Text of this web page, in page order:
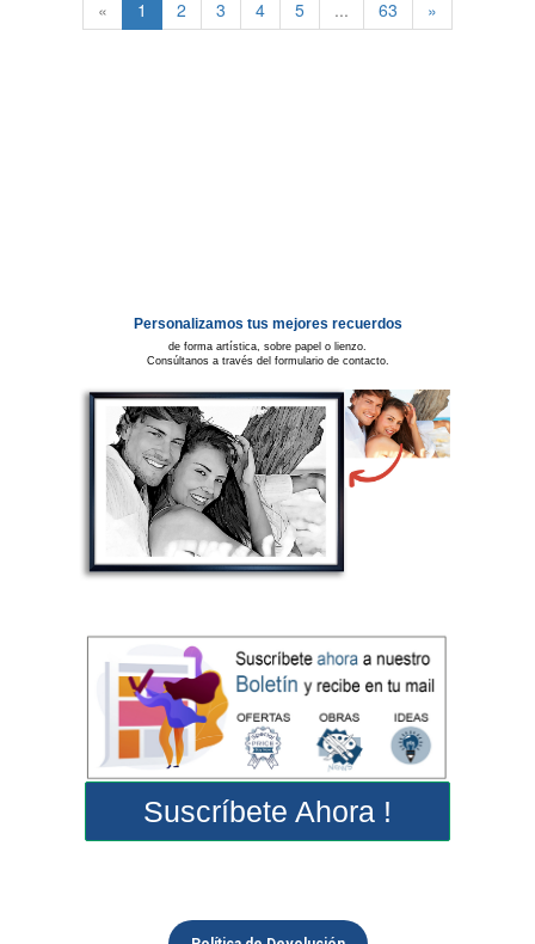
« 1 2 3 4 5 ... 63 »
Suscríbete Ahora !
Personalizamos tus mejores recuerdos
de forma artística, sobre papel o lienzo.
Consúltanos a través del formulario de contacto.